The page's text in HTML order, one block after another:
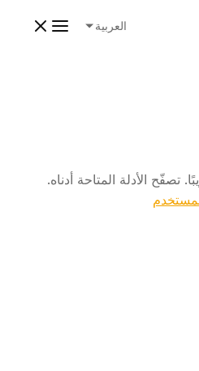
العربية
تصفّح الأدلة المتاحة أدناه.